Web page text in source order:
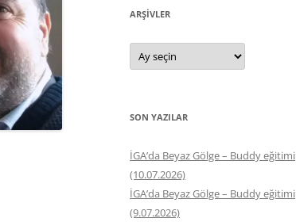
ARŞIVLER
Arşivler
SON YAZILAR
İGA’da Beyaz Gölge – Buddy eğitimi
(10.07.2026)
İGA’da Beyaz Gölge – Buddy eğitimi
(9.07.2026)